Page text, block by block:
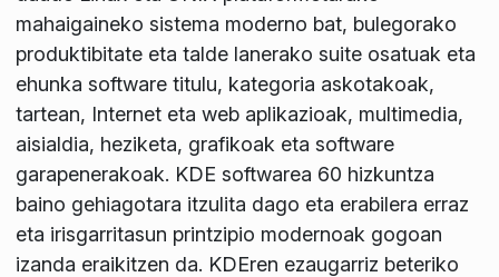
mahaigaineko sistema moderno bat, bulegorako
produktibitate eta talde lanerako suite osatuak eta
ehunka software titulu, kategoria askotakoak,
tartean, Internet eta web aplikazioak, multimedia,
aisialdia, heziketa, grafikoak eta software
garapenerakoak. KDE softwarea 60 hizkuntza
baino gehiagotara itzulita dago eta erabilera erraz
eta irisgarritasun printzipio modernoak gogoan
izanda eraikitzen da. KDEren ezaugarriz beteriko